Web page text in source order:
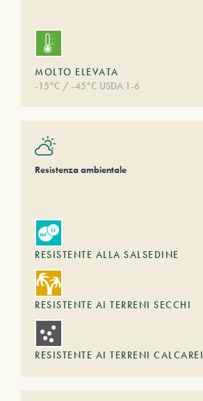
MOLTO ELEVATA
-15°C / -45°C USDA 1-6
Resistenza ambientale
RESISTENTE ALLA SALSEDINE
RESISTENTE AI TERRENI SECCHI
RESISTENTE AI TERRENI CALCAREI